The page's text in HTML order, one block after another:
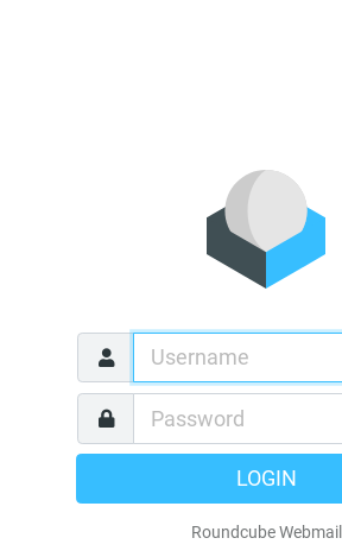
LOGIN
Roundcube Webmail